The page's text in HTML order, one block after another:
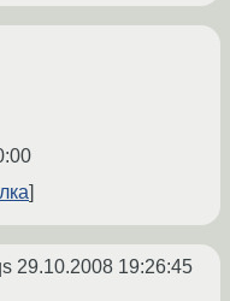
29.10.2008 19:26:45